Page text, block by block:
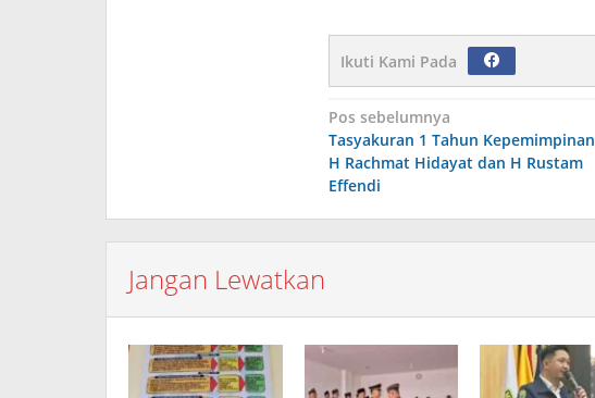
Ikuti Kami Pada
Navigasi
pos
Pos sebelumnya
Tasyakuran 1 Tahun Kepemimpinan
H Rachmat Hidayat dan H Rustam
Effendi
Jangan Lewatkan